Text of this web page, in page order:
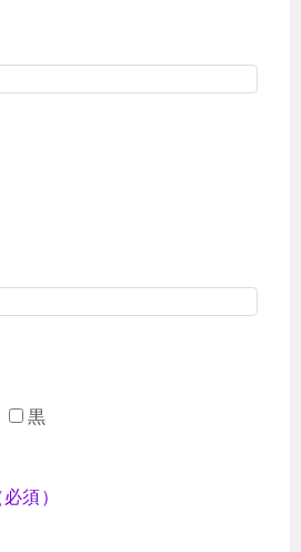
黒
必須）